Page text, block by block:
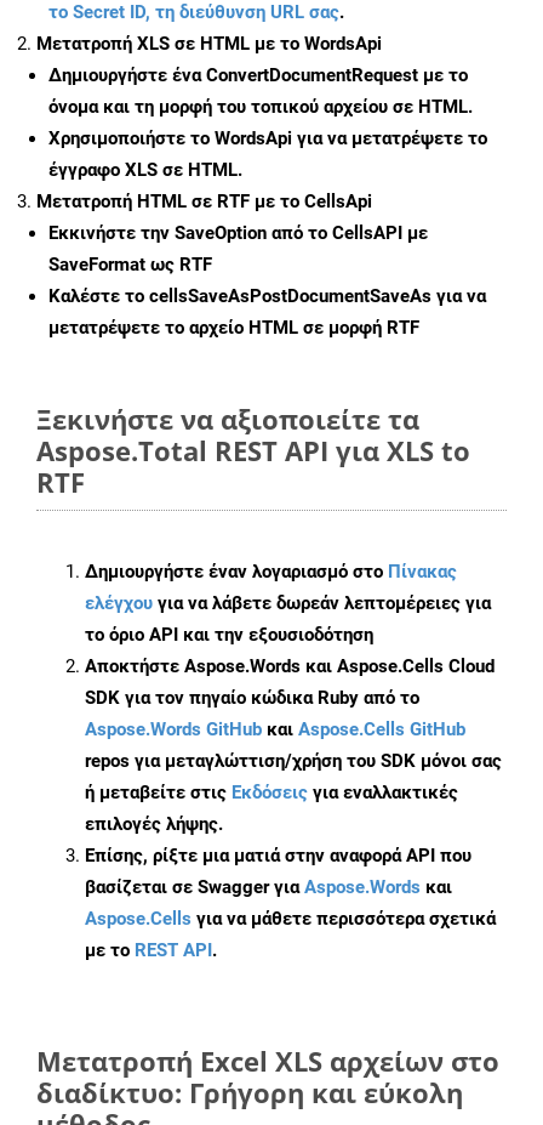
το Secret ID, τη διεύθυνση URL σας.
Μετατροπή XLS σε HTML με το WordsApi
Δημιουργήστε έναConvertDocumentRequest με το
όνομα και τη μορφή του τοπικού αρχείου σε HTML.
Χρησιμοποιήστε το WordsApi για να μετατρέψετε το
έγγραφο XLS σε HTML.
Μετατροπή HTML σε RTF με το CellsApi
Εκκινήστε την SaveOption από το CellsAPI με
SaveFormat ως RTF
Καλέστε το cellsSaveAsPostDocumentSaveAs για να
μετατρέψετε το αρχείο HTML σε μορφή RTF
Ξεκινήστε να αξιοποιείτε τα
Aspose.Total REST API για XLS to
RTF
Δημιουργήστε έναν λογαριασμό στο Πίνακας
ελέγχου για να λάβετε δωρεάν λεπτομέρειες για
το όριο API και την εξουσιοδότηση
Αποκτήστε Aspose.Words και Aspose.Cells Cloud
SDK για τον πηγαίο κώδικα Ruby από το
Aspose.Words GitHub και Aspose.Cells GitHub
repos για μεταγλώττιση/χρήση του SDK μόνοι σας
ή μεταβείτε στις Εκδόσεις για εναλλακτικές
επιλογές λήψης.
Επίσης, ρίξτε μια ματιά στην αναφορά API που
βασίζεται σε Swagger γιαAspose.Words και
Aspose.Cells για να μάθετε περισσότερα σχετικά
με το REST API.
Μετατροπή Excel XLS αρχείων στο
διαδίκτυο: Γρήγορη και εύκολη